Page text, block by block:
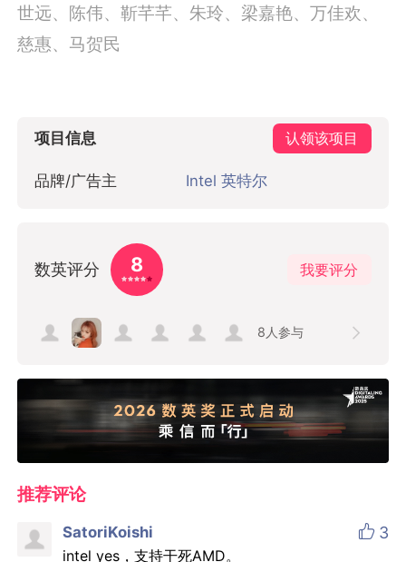
世远、陈伟、靳芊芊、朱玲、 梁嘉艳、万佳欢、
慈惠、马贺民
项目信息 认领该项目
品牌/广告主 Intel 英特尔
数英评分 8 我要评分
8 人参与
推荐评论
SatoriKoishi  3
intel yes，支持干死AMD。